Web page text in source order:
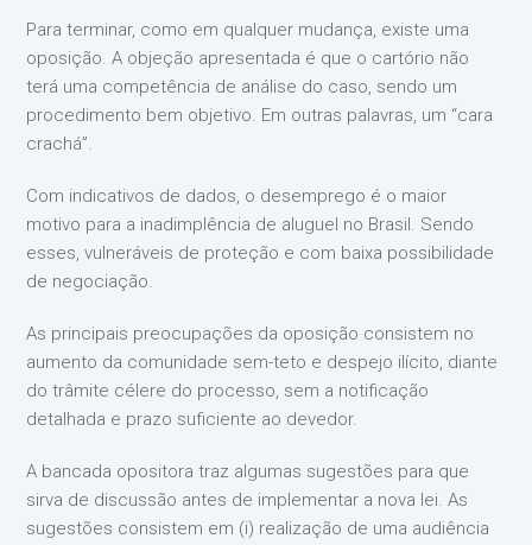
Para terminar, como em qualquer mudança, existe uma
oposição. A objeção apresentada é que o cartório não
terá uma competência de análise do caso, sendo um
procedimento bem objetivo. Em outras palavras, um “cara
crachá”.
Com indicativos de dados, o desemprego é o maior
motivo para a inadimplência de aluguel no Brasil. Sendo
esses, vulneráveis de proteção e com baixa possibilidade
de negociação.
As principais preocupações da oposição consistem no
aumento da comunidade sem-teto e despejo ilícito, diante
do trâmite célere do processo, sem a notificação
detalhada e prazo suficiente ao devedor.
A bancada opositora traz algumas sugestões para que
sirva de discussão antes de implementar a nova lei. As
sugestões consistem em (i) realização de uma audiência